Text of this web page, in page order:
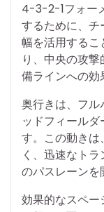
4-3-2-1フォー
するために、チ
幅を活用するこ
り、中央の攻
備ラインへの効
奥行きは、フル
ッドフィール
す。この動き
く、迅速なト
のパスレーンを
効果的なスペ